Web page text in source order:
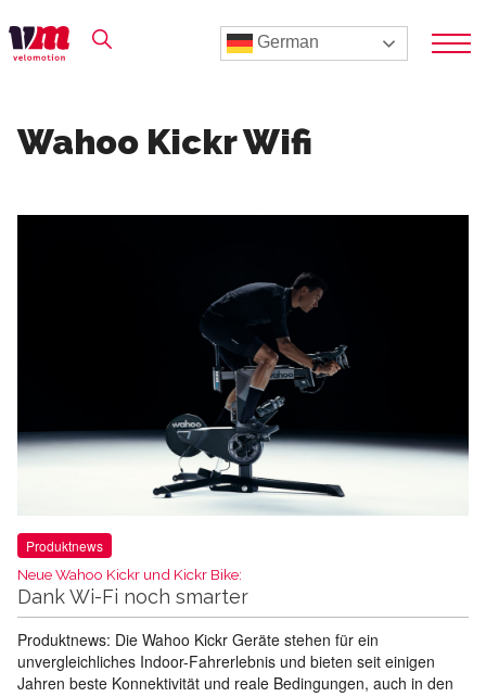
German
Wahoo Kickr Wifi
Produktnews
Neue Wahoo Kickr und Kickr Bike:
Dank Wi-Fi noch smarter
Produktnews: Die Wahoo Kickr Geräte stehen für ein
unvergleichliches Indoor-Fahrerlebnis und bieten seit einigen
Jahren beste Konnektivität und reale Bedingungen, auch in den